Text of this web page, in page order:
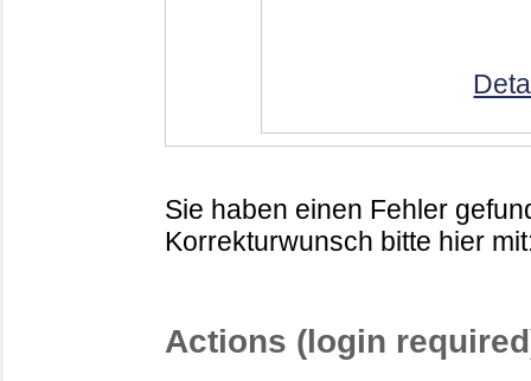
Sie haben einen Fehler
Korrekturwunsch bitte hier
Actions (login